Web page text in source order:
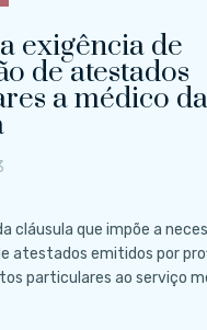
exigência de
de atestados
a médico da
cláusula que impõe a
atestados emitidos por
particulares ao serviço